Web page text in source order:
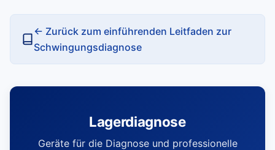
← Zurück zum einführenden Leitfaden zur
Schwingungsdiagnose
Lagerdiagnose
Geräte für die Diagnose und professionelle